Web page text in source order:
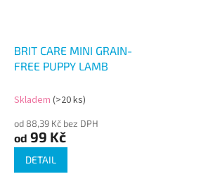
BRIT CARE MINI GRAIN-
FREE PUPPY LAMB
Skladem (>20 ks)
od 88,39 Kč bez DPH
od 99 Kč
DETAIL